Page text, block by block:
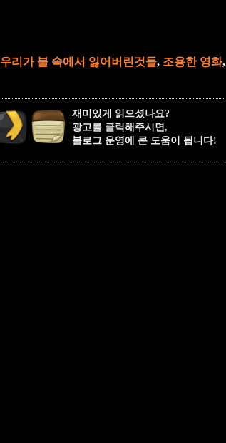
우리가 불 속에서 잃어버린것들, 조용한 영화,
재미있게 읽으셨나요?
광고를 클릭해주시면,
블로그 운영에 큰 도움이 됩니다!